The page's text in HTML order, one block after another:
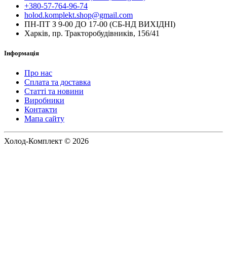
+380-57-764-96-74
holod.komplekt.shop@gmail.com
ПН-ПТ З 9-00 ДО 17-00 (СБ-НД ВИХІДНІ)
Харків, пр. Тракторобудівників, 156/41
Інформація
Про нас
Сплата та доставка
Статті та новини
Виробники
Контакти
Мапа сайту
Холод-Комплект © 2026